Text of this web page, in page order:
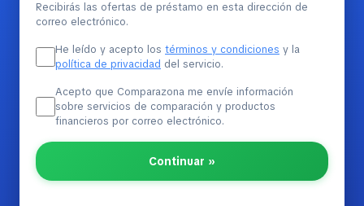
Recibirás las ofertas de préstamo en esta dirección de
correo electrónico.
He leído y acepto los términos y condiciones y la
política de privacidad del servicio.
Acepto que Comparazona me envíe información
sobre servicios de comparación y productos
financieros por correo electrónico.
Continuar »